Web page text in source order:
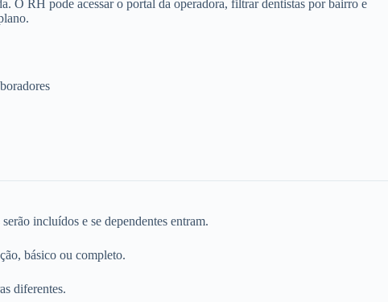
O RH pode acessar o portal da operadora, filtrar dentistas por bairro e
incluídos e se dependentes entram.
básico ou completo.
diferentes.